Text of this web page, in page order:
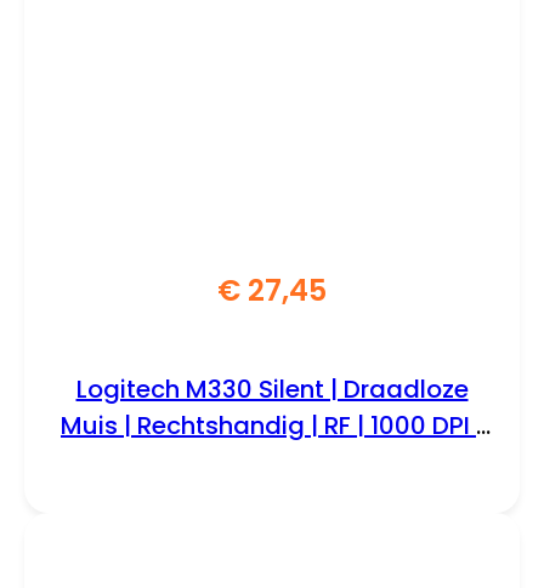
€ 27,45
Logitech M330 Silent | Draadloze
Muis | Rechtshandig | RF | 1000 DPI |